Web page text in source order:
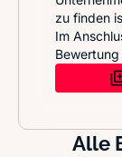
zu finden
Im
Alle